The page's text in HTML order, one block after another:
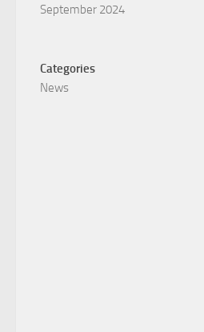
September 2024
Categories
News